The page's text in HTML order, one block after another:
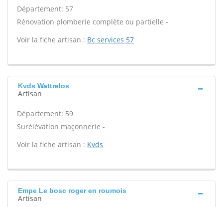
Département: 57
Rénovation plomberie complète ou partielle -
Voir la fiche artisan : Bc services 57
Kvds Wattrelos
Artisan
Département: 59
Surélévation maçonnerie -
Voir la fiche artisan : Kvds
Empe Le bosc roger en roumois
Artisan